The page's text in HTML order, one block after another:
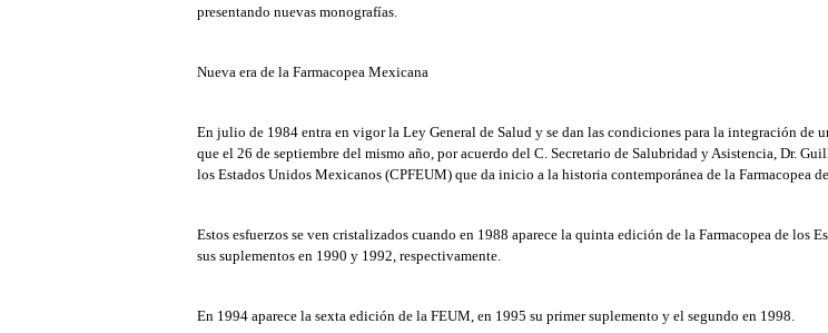
presentando nuevas monografías.
Nueva era de la Farmacopea Mexicana
En julio de 1984 entra en vigor la Ley General de Salud y se dan las condiciones para la integración de
que el 26 de septiembre del mismo año, por acuerdo del C. Secretario de Salubridad y Asistencia, Dr.
los Estados Unidos Mexicanos (CPFEUM) que da inicio a la historia contemporánea de la Farmacopea
Estos esfuerzos se ven cristalizados cuando en 1988 aparece la quinta edición de la Farmacopea de
sus suplementos en 1990 y 1992, respectivamente.
En 1994 aparece la sexta edición de la FEUM, en 1995 su primer suplemento y el segundo en 1998.